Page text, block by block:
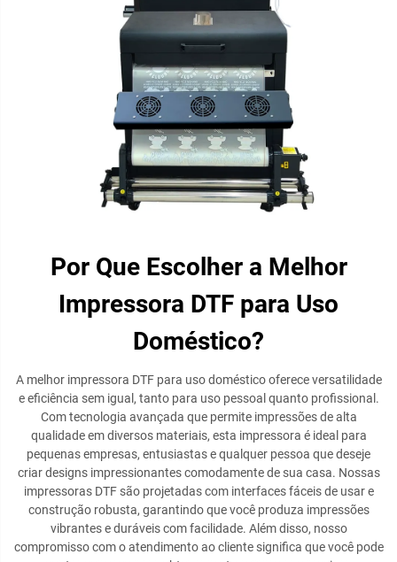
Por Que Escolher a Melhor
Impressora DTF para Uso
Doméstico?
A melhor impressora DTF para uso doméstico oferece versatilidade
e eficiência sem igual, tanto para uso pessoal quanto profissional.
Com tecnologia avançada que permite impressões de alta
qualidade em diversos materiais, esta impressora é ideal para
pequenas empresas, entusiastas e qualquer pessoa que deseje
criar designs impressionantes comodamente de sua casa. Nossas
impressoras DTF são projetadas com interfaces fáceis de usar e
construção robusta, garantindo que você produza impressões
vibrantes e duráveis com facilidade. Além disso, nosso
compromisso com o atendimento ao cliente significa que você pode